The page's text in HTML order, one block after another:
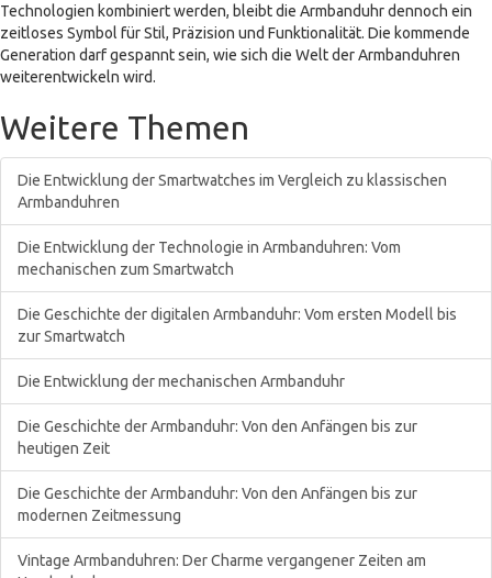
Technologien kombiniert werden, bleibt die Armbanduhr dennoch ein
zeitloses Symbol für Stil, Präzision und Funktionalität. Die kommende
Generation darf gespannt sein, wie sich die Welt der Armbanduhren
weiterentwickeln wird.
Weitere Themen
Die Entwicklung der Smartwatches im Vergleich zu klassischen
Armbanduhren
Die Entwicklung der Technologie in Armbanduhren: Vom
mechanischen zum Smartwatch
Die Geschichte der digitalen Armbanduhr: Vom ersten Modell bis
zur Smartwatch
Die Entwicklung der mechanischen Armbanduhr
Die Geschichte der Armbanduhr: Von den Anfängen bis zur
heutigen Zeit
Die Geschichte der Armbanduhr: Von den Anfängen bis zur
modernen Zeitmessung
Vintage Armbanduhren: Der Charme vergangener Zeiten am